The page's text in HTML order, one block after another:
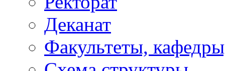
Деканат
Факультеты,